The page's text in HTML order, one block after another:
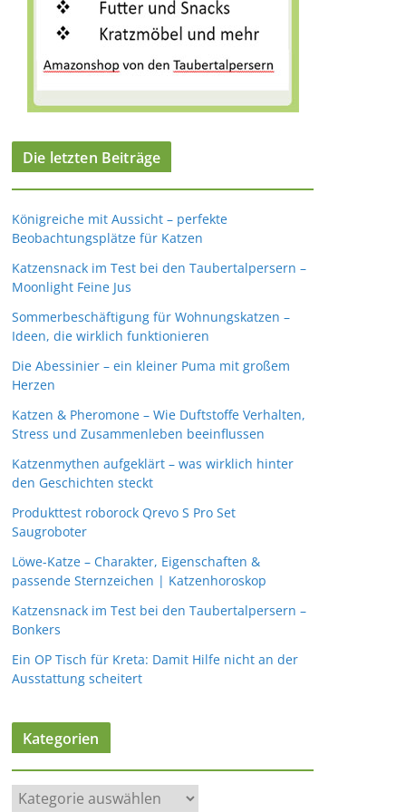
Die letzten Beiträge
Königreiche mit Aussicht – perfekte
Beobachtungsplätze für Katzen
Katzensnack im Test bei den Taubertalpersern –
Moonlight Feine Jus
Sommerbeschäftigung für Wohnungskatzen –
Ideen, die wirklich funktionieren
Die Abessinier – ein kleiner Puma mit großem
Herzen
Katzen & Pheromone – Wie Duftstoffe Verhalten,
Stress und Zusammenleben beeinflussen
Katzenmythen aufgeklärt – was wirklich hinter
den Geschichten steckt
Produkttest roborock Qrevo S Pro Set
Saugroboter
Löwe-Katze – Charakter, Eigenschaften &
passende Sternzeichen | Katzenhoroskop
Katzensnack im Test bei den Taubertalpersern –
Bonkers
Ein OP Tisch für Kreta: Damit Hilfe nicht an der
Ausstattung scheitert
Kategorien